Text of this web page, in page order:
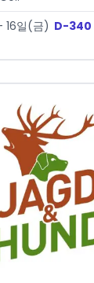
16일(금) D-340